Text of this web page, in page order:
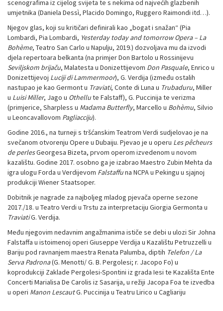
scenografima iz cijelog svijeta te s nekima od najvećih glazbenih
umjetnika (Daniela Dessì, Placido Domingo, Ruggero Raimondi itd…).
Njegov glas, koji su kritičari definirali kao „bogat i snažan“ (Pia
Lombardi, Pia Lombardi, Yesterday today and tomorrow Opera – La
Bohème, Teatro San Carlo u Napulju, 2019.) dozvoljava mu da izvodi
djela repertoara belkanta (na primjer Don Bartolo u Rossinijevu
Seviljskom brijaču, Malatesta u Donizettijevom Don Pasquale, Enrico u
Donizettijevoj Luciji di Lammermoor), G. Verdija (između ostalih
nastupao je kao Germont u Traviati, Conte di Luna u Trubaduru, Miller
u Luisi Miller, Jago u Othellute Falstaff), G. Puccinija te verizma
(primjerice, Sharpless u Madama Butterfly, Marcello u Bohèmu, Silvio
u Leoncavallovom Pagliacciju).
Godine 2016., na turneji s tršćanskim Teatrom Verdi sudjelovao je na
svečanom otvorenju Opere u Dubaiju. Pjevao je u operu Les pêcheurs
de perlesGeorgesa Bizeta, prvom operom izvedenom u novom
kazalištu. Godine 2017. osobno ga je izabrao Maestro Zubin Mehta da
igra ulogu Forda u Verdijevom Falstaffuna NCPA u Pekingu u sjajnoj
produkciji Wiener Staatsoper.
Dobitnik je nagrade za najboljeg mladog pjevača operne sezone
2017./18. u Teatro Verdi u Trstu za interpretaciju Giorgia Germonta u
TraviatiG. Verdija.
Među njegovim nedavnim angažmanima ističe se debi u ulozi Sir Johna
Falstaffa u istoimenoj operi Giuseppe Verdija u Kazalištu Petruzzelli u
Bariju pod ravnanjem maestra Renata Palumba, diptih Telefon / La
Serva Padrona(G. Menotti/ G. B. Pergolesi; r. Jacopo Fo) u
koprodukciji Zaklade Pergolesi-Spontini iz grada Iesi te Kazališta Ente
Concerti Marialisa De Carolis iz Sasarija, u režiji Jacopa Foa te izvedba
u operi Manon LescautG. Puccinija u Teatru Lirico u Cagliariju